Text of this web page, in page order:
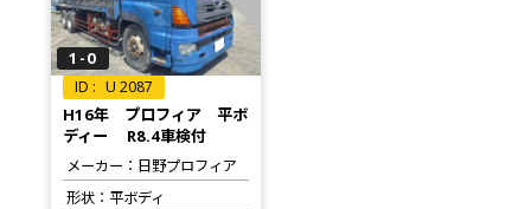
1-0
U 2087
H16年 プロフィア 平ボ
ディー R8.4車検付
メーカー
日野プロフィア
形状
平ボディ